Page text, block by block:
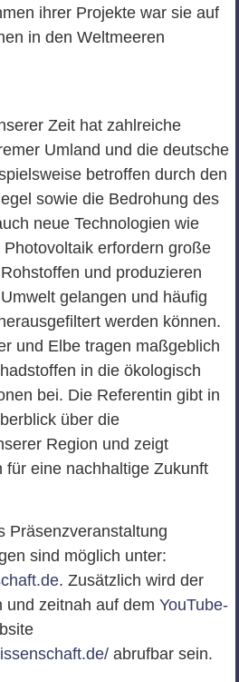
ihrer Projekte war sie auf
in den Weltmeeren
Zeit hat zahlreiche
Umland und die deutsche
betroffen durch den
sowie die Bedrohung des
neue Technologien wie
erfordern große
und produzieren
gelangen und häufig
werden können.
und Elbe tragen maßgeblich
in die ökologisch
bei. Die Referentin gibt in
über die
Region und zeigt
für eine nachhaltige Zukunft
Präsenzveranstaltung
sind möglich unter:
. Zusätzlich wird der
und zeitnah auf dem YouTube-
abrufbar sein.